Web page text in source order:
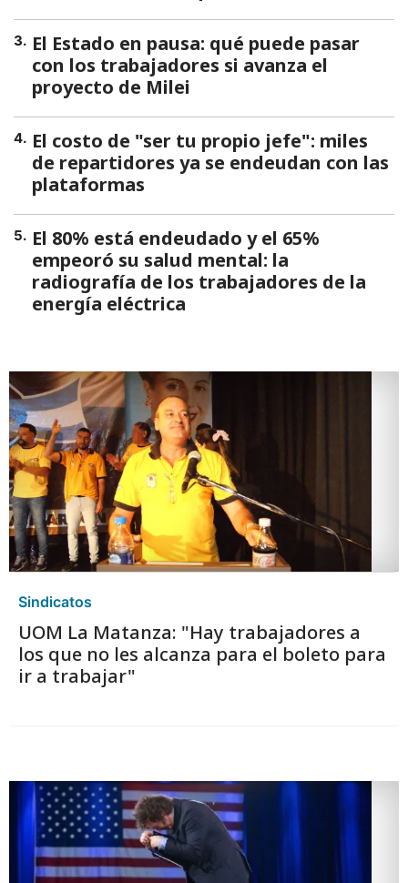
3. El Estado en pausa: qué puede pasar
con los trabajadores si avanza el
proyecto de Milei
4. El costo de "ser tu propio jefe": miles
de repartidores ya se endeudan con las
plataformas
5. El 80% está endeudado y el 65%
empeoró su salud mental: la
radiografía de los trabajadores de la
energía eléctrica
Sindicatos
UOM La Matanza: "Hay trabajadores a
los que no les alcanza para el boleto para
ir a trabajar"